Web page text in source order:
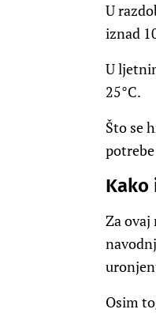
U
iznad
U
25°C.
Što se
Za
Osim